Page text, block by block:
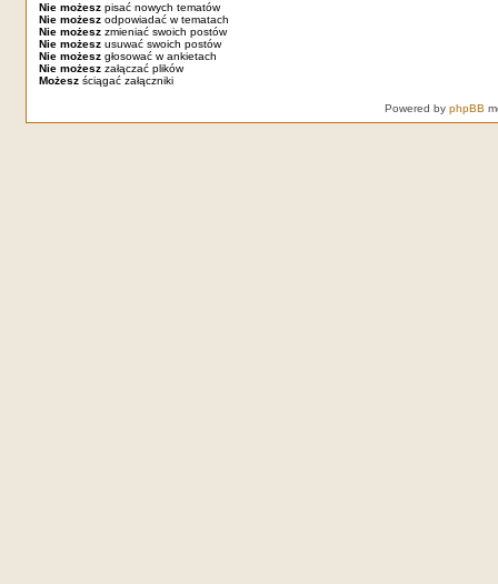
Nie możeszpisać nowych tematów
Nie możeszodpowiadać w tematach
Nie możeszzmieniać swoich postów
Nie możeszusuwać swoich postów
Nie możeszgłosować w ankietach
Nie możeszzałączać plików
Możeszściągać załączniki
Powered by phpBB